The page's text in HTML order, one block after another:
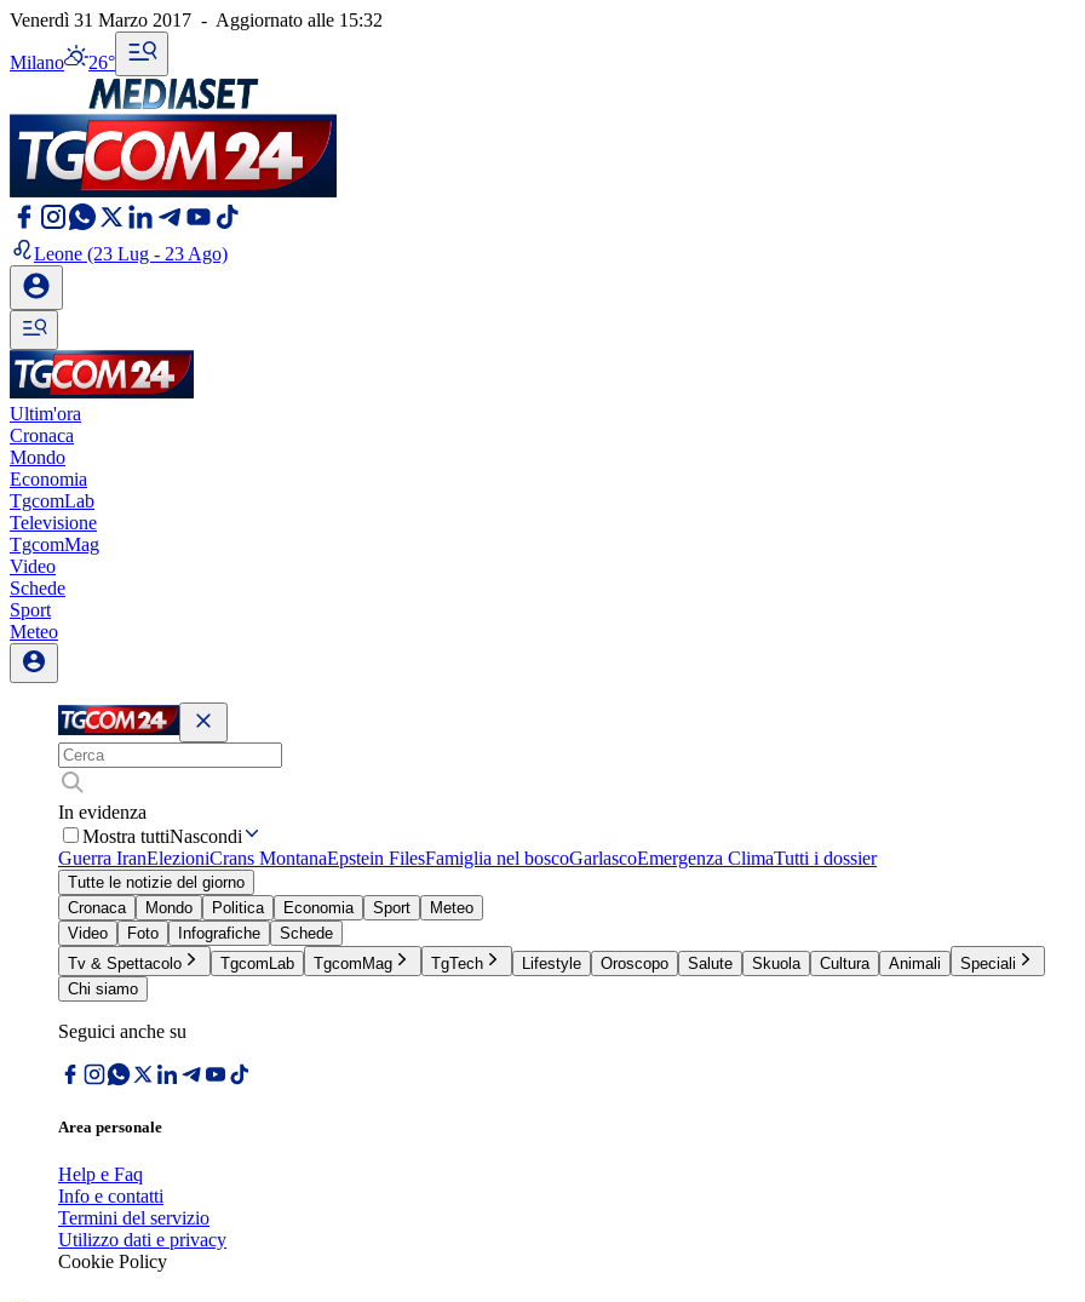
Venerdì 31 Marzo 2017 - Aggiornato alle 15:32
Milano 26°
Leone (23 Lug - 23 Ago)
Ultim'ora
Cronaca
Mondo
Economia
TgcomLab
Televisione
TgcomMag
Video
Schede
Sport
Meteo
In evidenza
Mostra tuttiNascondi
Guerra IranElezioniCrans MontanaEpstein FilesFamiglia nel boscoGarlascoEmergenza ClimaTutti i dossier
Tutte le notizie del giorno
Cronaca
Mondo Politica Economia Sport
Meteo
Video
Foto Infografiche
Schede
Tv & Spettacolo
TgcomLab TgcomMag TgTech Lifestyle Oroscopo Salute Skuola Cultura Animali
Speciali
Chi siamo
Seguici anche su
Area personale
Help e Faq
Info e contatti
Termini del servizio
Utilizzo dati e privacy
Cookie Policy